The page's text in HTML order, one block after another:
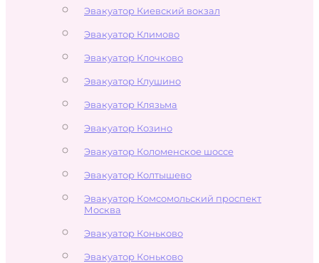
Эвакуатор Киевский вокзал
Эвакуатор Климово
Эвакуатор Клочково
Эвакуатор Клушино
Эвакуатор Клязьма
Эвакуатор Козино
Эвакуатор Коломенское шоссе
Эвакуатор Колтышево
Эвакуатор Комсомольский проспект
Москва
Эвакуатор Коньково
Эвакуатор Коньково